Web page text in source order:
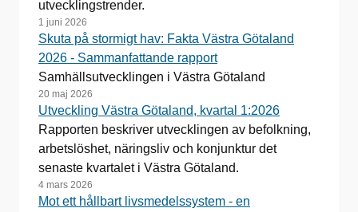
utvecklingstrender.
1 juni 2026
Skuta på stormigt hav: Fakta Västra Götaland
2026 - Sammanfattande rapport
Samhällsutvecklingen i Västra Götaland
20 maj 2026
Utveckling Västra Götaland, kvartal 1:2026
Rapporten beskriver utvecklingen av befolkning,
arbetslöshet, näringsliv och konjunktur det
senaste kvartalet i Västra Götaland.
4 mars 2026
Mot ett hållbart livsmedelssystem - en